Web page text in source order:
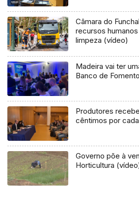
Câmara do
recursos
limpeza (vídeo)
Madeira vai ter
Banco de
Produtores
cêntimos por
Governo põe à
Horticultura